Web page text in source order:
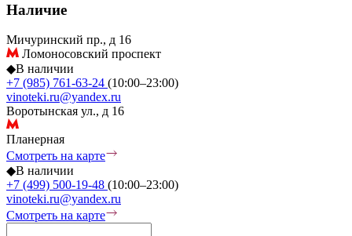
Наличие
Мичуринский пр., д 16
Ломоносовский проспект
◆В наличии
+7 (985) 761-63-24 (10:00–23:00)
vinoteki.ru@yandex.ru
Воротынская ул., д 16
Планерная
Смотреть на карте
◆В наличии
+7 (499) 500-19-48 (10:00–23:00)
vinoteki.ru@yandex.ru
Смотреть на карте